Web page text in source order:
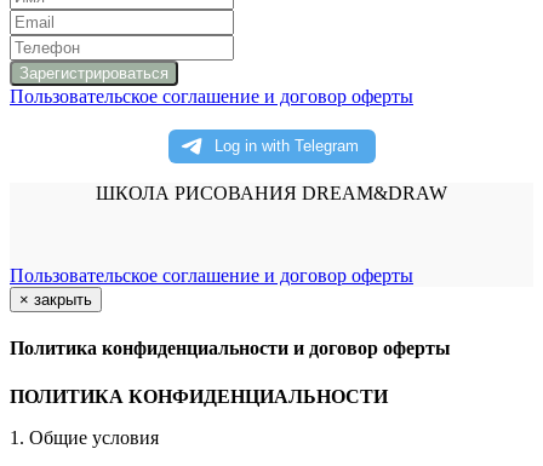
Пользовательское соглашение и договор оферты
ШКОЛА РИСОВАНИЯ DREAM&DRAW
Пользовательское соглашение и договор оферты
× закрыть
Политика конфиденциальности и договор оферты
ПОЛИТИКА КОНФИДЕНЦИАЛЬНОСТИ
1. Общие условия